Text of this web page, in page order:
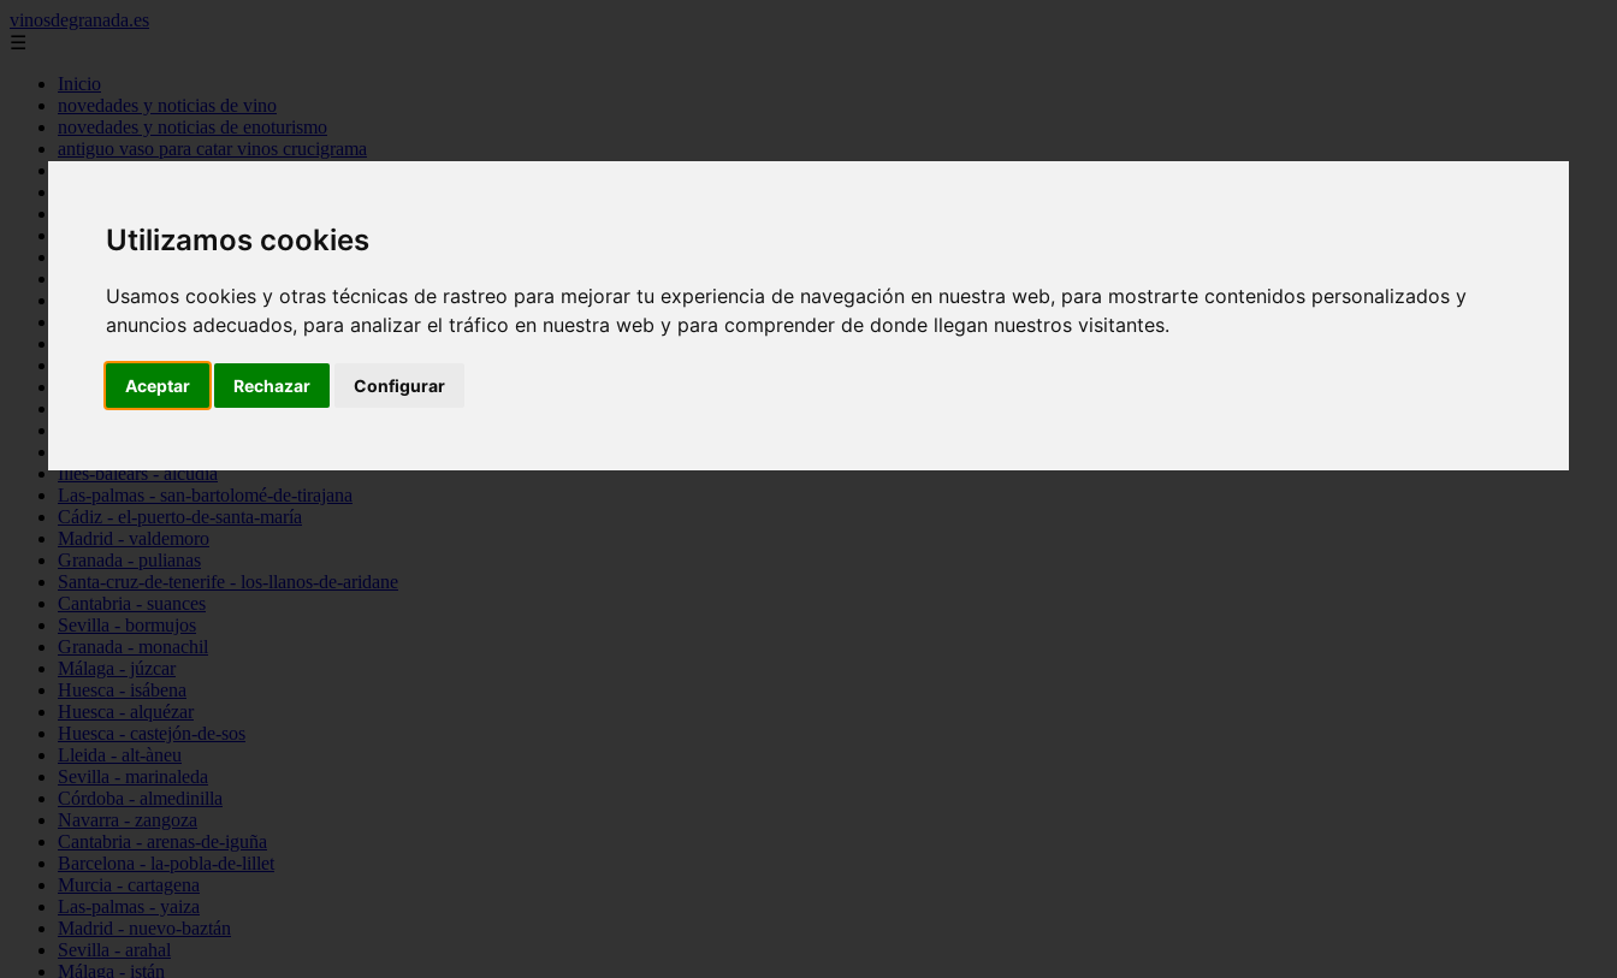
Utilizamos cookies
Usamos cookies y otras técnicas de rastreo para mejorar tu experiencia de navegación en nuestra web, para mostrarte contenidos personalizados y
anuncios adecuados, para analizar el tráfico en nuestra web y para comprender de donde llegan nuestros visitantes.
Aceptar Rechazar Configurar
vinosdegranada.es
☰
Inicio
novedades y noticias de vino
novedades y noticias de enoturismo
antiguo vaso para catar vinos crucigrama
Sevilla - sevilla
Barcelona - barcelona
Santa-cruz-de-tenerife - guía-de-isora
La-rioja - casalarreina
Almería - roquetas-de-mar
Illes-balears - alcúdia
Las-palmas - san-bartolomé-de-tirajana
Cádiz - el-puerto-de-santa-maría
Madrid - valdemoro
Granada - pulianas
Santa-cruz-de-tenerife - los-llanos-de-aridane
Cantabria - suances
Sevilla - bormujos
Granada - monachil
Málaga - júzcar
Huesca - isábena
Huesca - alquézar
Huesca - castejón-de-sos
Lleida - alt-àneu
Sevilla - marinaleda
Córdoba - almedinilla
Navarra - zangoza
Cantabria - arenas-de-iguña
Barcelona - la-pobla-de-lillet
Murcia - cartagena
Las-palmas - yaiza
Madrid - nuevo-baztán
Sevilla - arahal
Málaga - istán